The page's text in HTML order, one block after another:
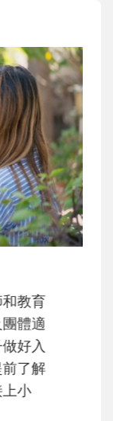
父親的
在一次
一起長
立自
。爸爸